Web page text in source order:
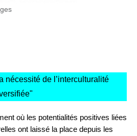
nécessité de l’interculturalité
"
où les potentialités positives liées
ont laissé la place depuis les